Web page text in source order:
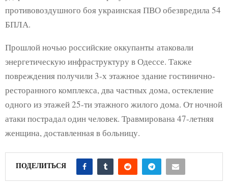
противовоздушного боя украинская ПВО обезвредила 54
БПЛА.
Прошлой ночью российские оккупанты атаковали
энергетическую инфраструктуру в Одессе. Также
повреждения получили 3-х этажное здание гостинично-
ресторанного комплекса, два частных дома, остекление
одного из этажей 25-ти этажного жилого дома. От ночной
атаки пострадал один человек. Травмирована 47-летняя
женщина, доставленная в больницу.
ПОДЕЛИТЬСЯ